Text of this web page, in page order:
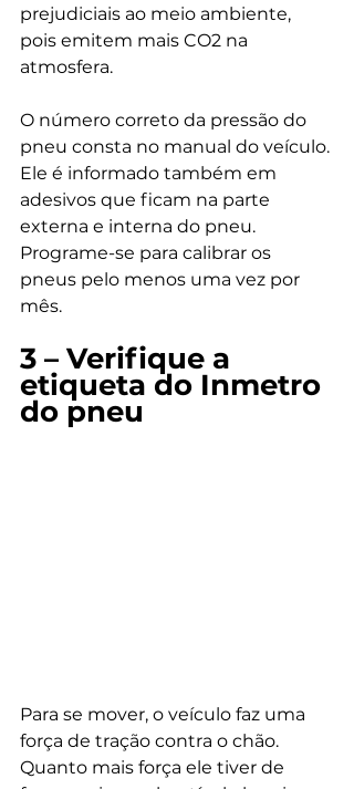
prejudiciais ao meio ambiente,
pois emitem mais CO2 na
atmosfera.
O número correto da pressão do
pneu consta no manual do veículo.
Ele é informado também em
adesivos que ficam na parte
externa e interna do pneu.
Programe-se para calibrar os
pneus pelo menos uma vez por
mês.
3 – Verifique a
etiqueta do Inmetro
do pneu
Para se mover, o veículo faz uma
força de tração contra o chão.
Quanto mais força ele tiver de